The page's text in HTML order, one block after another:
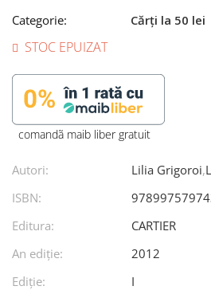
Categorie: Cărți la 50 lei
STOC EPUIZAT
comandã maib liber gratuit
Autori: Lilia Grigoroi,
ISBN:
Editura:
CARTIER
An ediţie:
2012
Ediţie:
I